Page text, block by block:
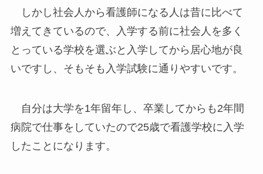
しかし社会人から看護師になる人は昔に比べて
増えてきているので、入学する前に社会人を多く
とっている学校を選ぶと入学してから居心地が良
いですし、そもそも入学試験に通りやすいです。
自分は大学を1年留年し、卒業してからも2年間
病院で仕事をしていたので25歳で看護学校に入学
したことになります。